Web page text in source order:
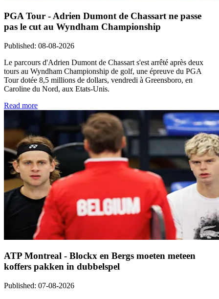
PGA Tour - Adrien Dumont de Chassart ne passe
pas le cut au Wyndham Championship
Published: 08-08-2026
Le parcours d'Adrien Dumont de Chassart s'est arrêté après deux
tours au Wyndham Championship de golf, une épreuve du PGA
Tour dotée 8,5 millions de dollars, vendredi à Greensboro, en
Caroline du Nord, aux Etats-Unis.
Read more
ATP Montreal - Blockx en Bergs moeten meteen
koffers pakken in dubbelspel
Published: 07-08-2026